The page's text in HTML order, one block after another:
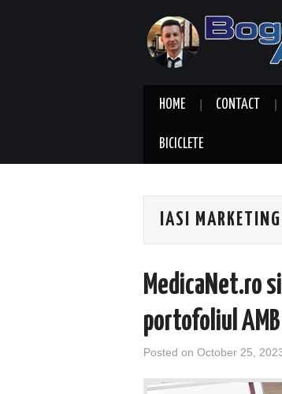
HOME CONTACT
BICICLETE
IASI MARKETING
MedicaNet.ro
portofoliul
Posted on October 25,